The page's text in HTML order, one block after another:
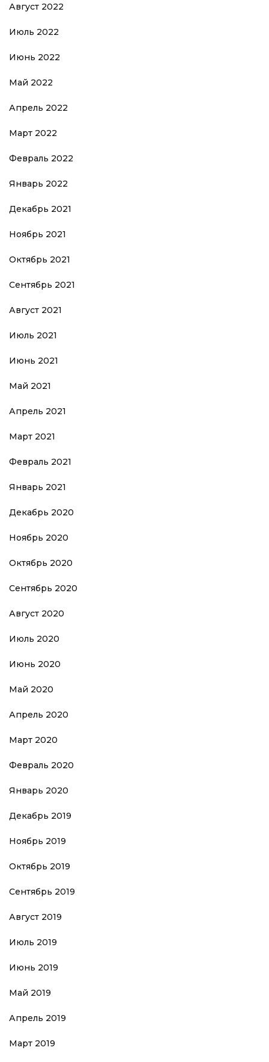
Август 2022
Июль 2022
Июнь 2022
Май 2022
Апрель 2022
Март 2022
Февраль 2022
Январь 2022
Декабрь 2021
Ноябрь 2021
Октябрь 2021
Сентябрь 2021
Август 2021
Июль 2021
Июнь 2021
Май 2021
Апрель 2021
Март 2021
Февраль 2021
Январь 2021
Декабрь 2020
Ноябрь 2020
Октябрь 2020
Сентябрь 2020
Август 2020
Июль 2020
Июнь 2020
Май 2020
Апрель 2020
Март 2020
Февраль 2020
Январь 2020
Декабрь 2019
Ноябрь 2019
Октябрь 2019
Сентябрь 2019
Август 2019
Июль 2019
Июнь 2019
Май 2019
Апрель 2019
Март 2019